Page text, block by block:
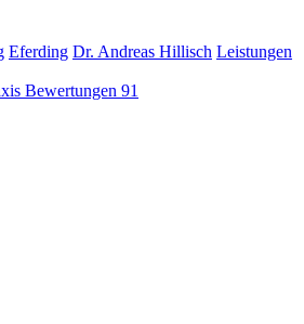
Eferding Dr. Andreas Hillisch Leistungen
Bewertungen 91